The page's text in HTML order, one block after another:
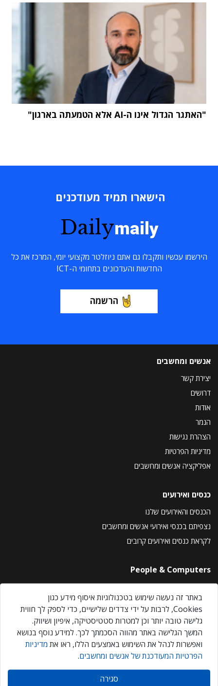
"האתגר הגדול אינו ה-AI אלא הטמעתה בארגון"
הישארו תמיד מעודכנים
Dailymaily
הירשמו עכשיו ותקבלו גם אתם ניוזלטר מקצועי יומי, המרכז את כל
החדשות והעדכונים בתחומי ה-ICT
הרשמה
אנשים ומחשבים
יצירת קשר
דרושים
אודות
הנמר
הצהרת נגישות
מדיניות הפרטיות
אפליקציה אנשים ומחשבים
כנסים ואירועים
הכנסים והאירועים שלנו
נצפיתם בכנסי ואירועי אנשים ומחשבים
לקראת כנסים ואירועים קרובים
People & Computers
About Us
Privacy Policy
Contact Us
Our Events
אנשים ומחשבים © 2026 – כל הזכויות שמורות
באתר זה נעשה שימוש בטכנולוגיות איסוף מידע כגון
Cookies, לרבות על ידי צדדים שלישיים, כדי לספק לך חווית
גלישה טובה יותר וכן למטרות סטטיסטיקה, איפיון ושיווק.
המשך הגלישה באתר מהווה הסכמתך לכך. למידע נוסף בנושא
ואפשרות לנהל את השימוש באמצעים הללו, ראו את מדיניות
הפרטיות המעודכנת של אנשים ומחשבים.
סגירה